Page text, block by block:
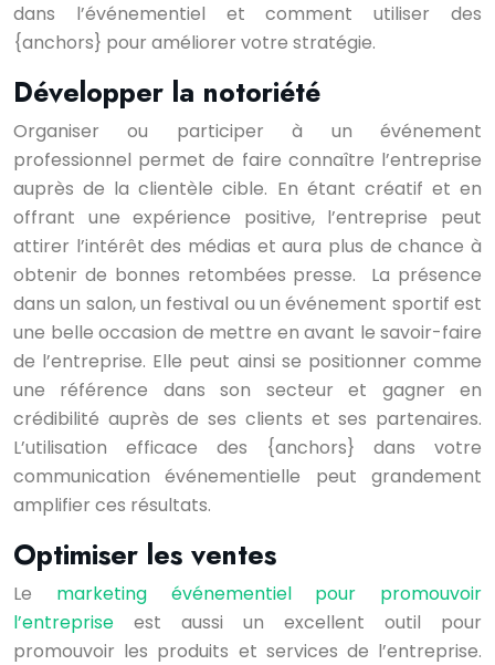
dans l’événementiel et comment utiliser des
{anchors} pour améliorer votre stratégie.
Développer la notoriété
Organiser ou participer à un événement
professionnel permet de faire connaître l’entreprise
auprès de la clientèle cible. En étant créatif et en
offrant une expérience positive, l’entreprise peut
attirer l’intérêt des médias et aura plus de chance à
obtenir de bonnes retombées presse. La présence
dans un salon, un festival ou un événement sportif est
une belle occasion de mettre en avant le savoir-faire
de l’entreprise. Elle peut ainsi se positionner comme
une référence dans son secteur et gagner en
crédibilité auprès de ses clients et ses partenaires.
L’utilisation efficace des {anchors} dans votre
communication événementielle peut grandement
amplifier ces résultats.
Optimiser les ventes
Le marketing événementiel pour promouvoir
l’entreprise est aussi un excellent outil pour
promouvoir les produits et services de l’entreprise.